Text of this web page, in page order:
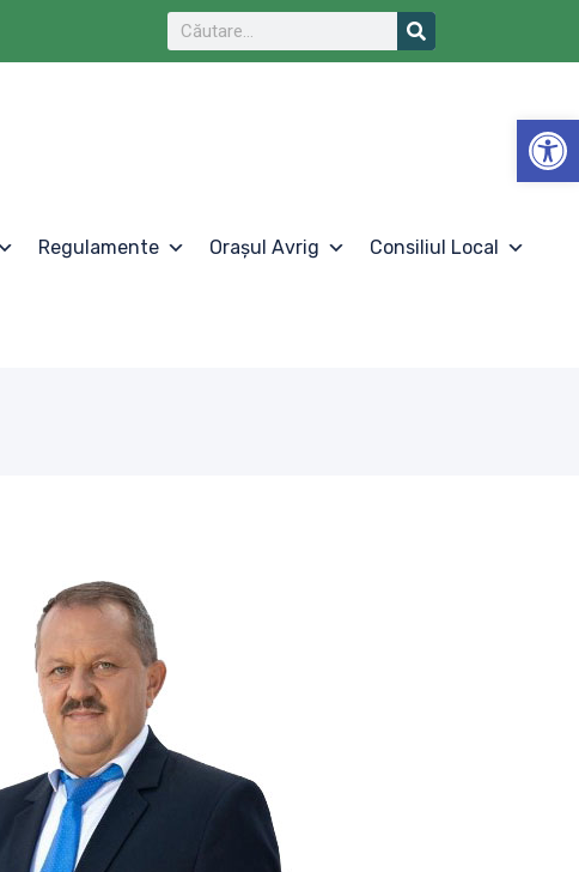
Regulamente Orașul Avrig Consiliul Local